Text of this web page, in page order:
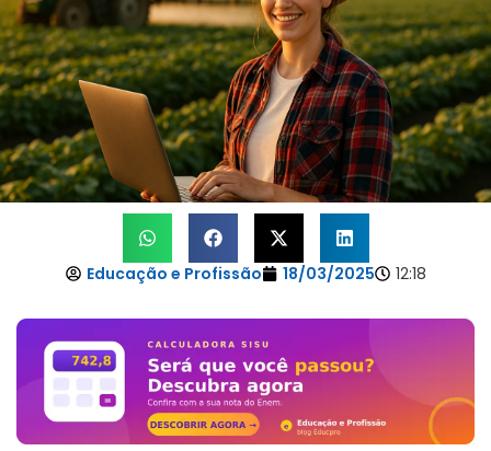
Educação e Profissão 18/03/2025 12:18